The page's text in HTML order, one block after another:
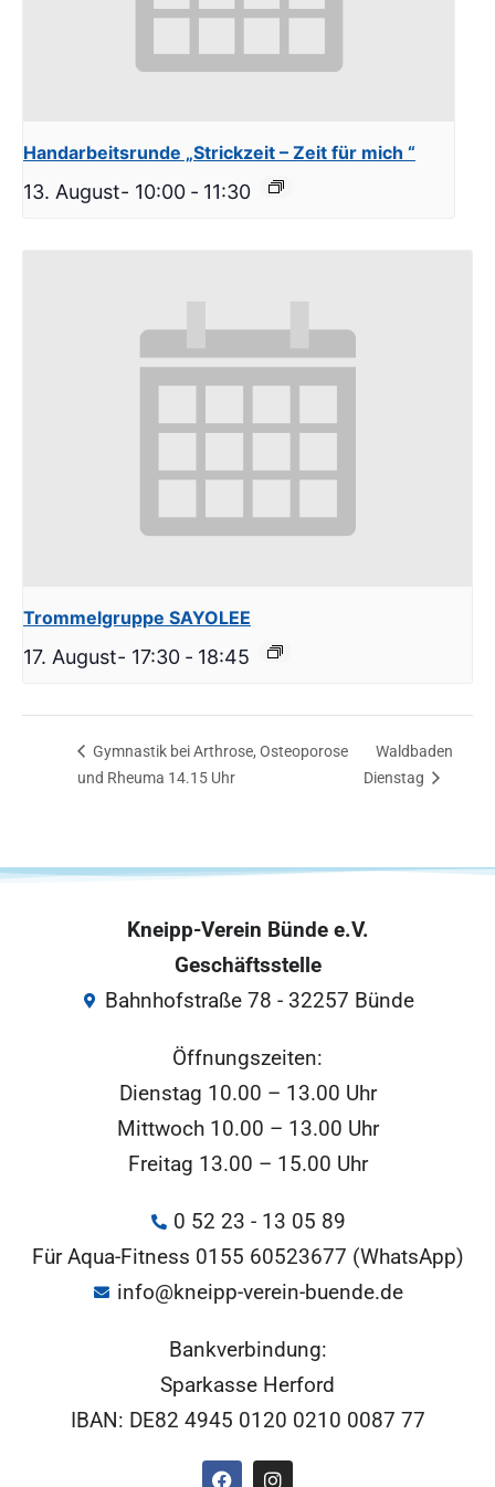
Handarbeitsrunde „Strickzeit – Zeit für mich “
13. August- 10:00 - 11:30
Trommelgruppe SAYOLEE
17. August- 17:30 - 18:45
Gymnastik bei Arthrose, Osteoporose
und Rheuma 14.15 Uhr
Waldbaden
Dienstag
Kneipp-Verein Bünde e.V.
Geschäftsstelle
Bahnhofstraße 78 - 32257 Bünde
Öffnungszeiten:
Dienstag 10.00 – 13.00 Uhr
Mittwoch 10.00 – 13.00 Uhr
Freitag 13.00 – 15.00 Uhr
0 52 23 - 13 05 89
Für Aqua-Fitness 0155 60523677 (WhatsApp)
info@kneipp-verein-buende.de
Bankverbindung:
Sparkasse Herford
IBAN: DE82 4945 0120 0210 0087 77